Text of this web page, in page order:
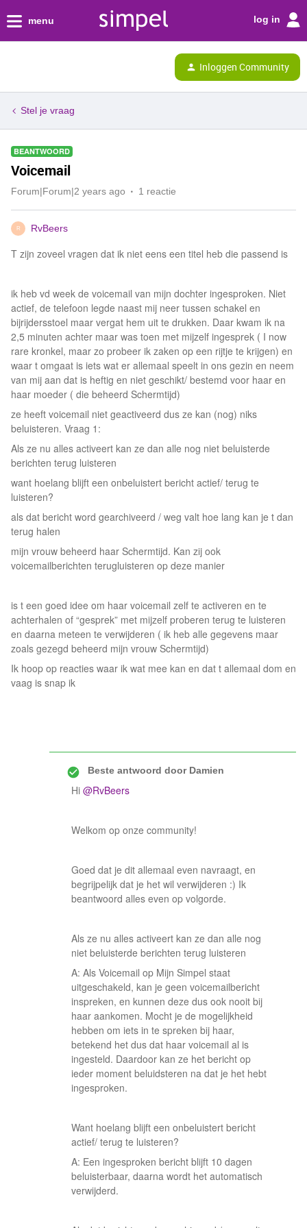
menu log in
Inloggen Community
Stel je vraag
BEANTWOORD
Voicemail
Forum|Forum|2 years ago 1 reactie
R RvBeers
T zijn zoveel vragen dat ik niet eens een titel heb die passend is
ik heb vd week de voicemail van mijn dochter ingesproken. Niet
actief, de telefoon legde naast mij neer tussen schakel en
bijrijdersstoel maar vergat hem uit te drukken. Daar kwam ik na
2,5 minuten achter maar was toen met mijzelf ingesprek ( I now
rare kronkel, maar zo probeer ik zaken op een rijtje te krijgen) en
waar t omgaat is iets wat er allemaal speelt in ons gezin en neem
van mij aan dat is heftig en niet geschikt/ bestemd voor haar en
haar moeder ( die beheerd Schermtijd)
ze heeft voicemail niet geactiveerd dus ze kan (nog) niks
beluisteren. Vraag 1:
Als ze nu alles activeert kan ze dan alle nog niet beluisterde
berichten terug luisteren
want hoelang blijft een onbeluistert bericht actief/ terug te
luisteren?
als dat bericht word gearchiveerd / weg valt hoe lang kan je t dan
terug halen
mijn vrouw beheerd haar Schermtijd. Kan zij ook
voicemailberichten terugluisteren op deze manier
is t een goed idee om haar voicemail zelf te activeren en te
achterhalen of “gesprek” met mijzelf proberen terug te luisteren
en daarna meteen te verwijderen ( ik heb alle gegevens maar
zoals gezegd beheerd mijn vrouw Schermtijd)
Ik hoop op reacties waar ik wat mee kan en dat t allemaal dom en
vaag is snap ik
Beste antwoord doorDamien
Hi @RvBeers
Welkom op onze community!
Goed dat je dit allemaal even navraagt, en
begrijpelijk dat je het wil verwijderen :) Ik
beantwoord alles even op volgorde.
Als ze nu alles activeert kan ze dan alle nog
niet beluisterde berichten terug luisteren
A: Als Voicemail op Mijn Simpel staat
uitgeschakeld, kan je geen voicemailbericht
inspreken, en kunnen deze dus ook nooit bij
haar aankomen. Mocht je de mogelijkheid
hebben om iets in te spreken bij haar,
betekend het dus dat haar voicemail al is
ingesteld. Daardoor kan ze het bericht op
ieder moment beluidsteren na dat je het hebt
ingesproken.
Want hoelang blijft een onbeluistert bericht
actief/ terug te luisteren?
A: Een ingesproken bericht blijft 10 dagen
beluisterbaar, daarna wordt het automatisch
verwijderd.